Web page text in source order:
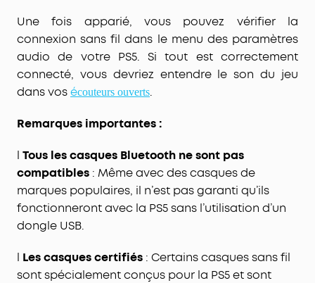
Une fois apparié, vous pouvez vérifier la
connexion sans fil dans le menu des paramètres
audio de votre PS5. Si tout est correctement
connecté, vous devriez entendre le son du jeu
dans vosécouteurs ouverts.
Remarques importantes :
l Tous les casques Bluetooth ne sont pas
compatibles : Même avec des casques de
marques populaires, il n’est pas garanti qu’ils
fonctionneront avec la PS5 sans l’utilisation d’un
dongle USB.
l Les casques certifiés : Certains casques sans fil
sont spécialement conçus pour la PS5 et sont